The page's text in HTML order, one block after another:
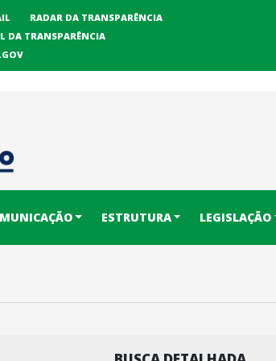
RADAR DA TRANSPARÊNCIA
DA TRANSPARÊNCIA
ESTRUTURA LEGISLAÇÃO